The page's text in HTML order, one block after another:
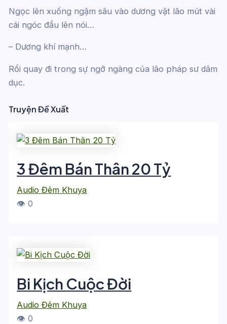
Ngọc lên xuống ngậm sâu vào dương vật lão mút vài
cái ngóc đầu lên nói…
– Dương khí mạnh…
Rồi quay đi trong sự ngỡ ngàng của lão pháp sư dâm
dục.
Truyện Đề Xuất
3 Đêm Bán Thân 20 Tỷ
Audio Đêm Khuya
👁 0
Bi Kịch Cuộc Đời
Audio Đêm Khuya
👁 0